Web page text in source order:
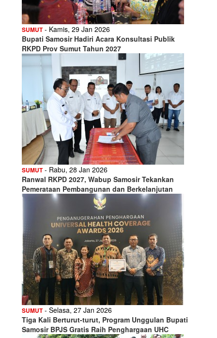
SUMUT- Kamis, 29 Jan 2026
Bupati Samosir Hadiri Acara Konsultasi Publik
RKPD Prov Sumut Tahun 2027
SUMUT- Rabu, 28 Jan 2026
Ranwal RKPD 2027, Wabup Samosir Tekankan
Pemerataan Pembangunan dan Berkelanjutan
SUMUT- Selasa, 27 Jan 2026
Tiga Kali Berturut-turut, Program Unggulan Bupati
Samosir BPJS Gratis Raih Penghargaan UHC